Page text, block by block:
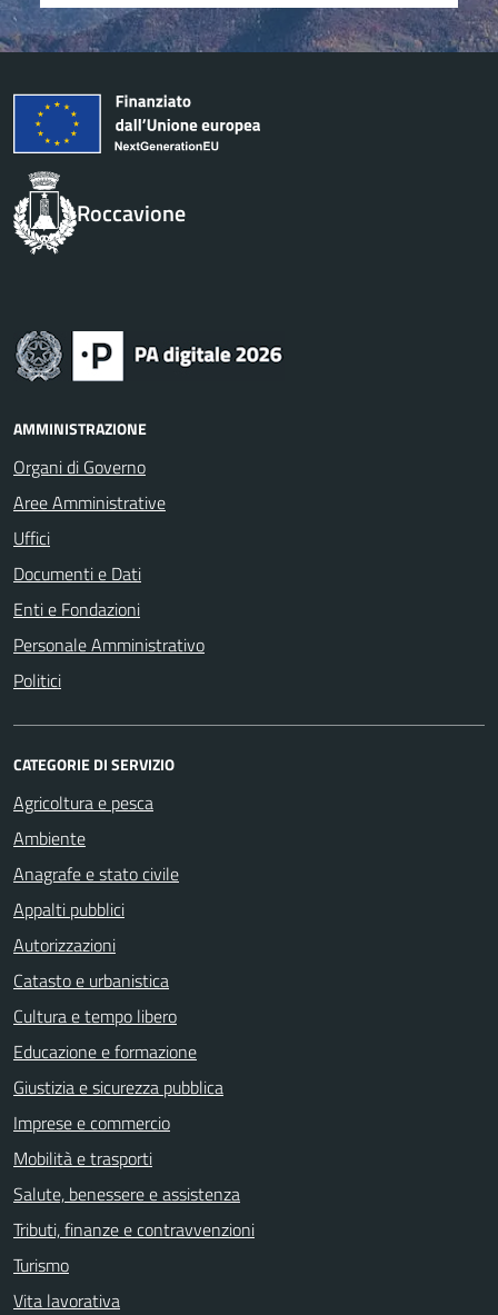
Roccavione
AMMINISTRAZIONE
Organi di Governo
Aree Amministrative
Uffici
Documenti e Dati
Enti e Fondazioni
Personale Amministrativo
Politici
CATEGORIE DI SERVIZIO
Agricoltura e pesca
Ambiente
Anagrafe e stato civile
Appalti pubblici
Autorizzazioni
Catasto e urbanistica
Cultura e tempo libero
Educazione e formazione
Giustizia e sicurezza pubblica
Imprese e commercio
Mobilità e trasporti
Salute, benessere e assistenza
Tributi, finanze e contravvenzioni
Turismo
Vita lavorativa